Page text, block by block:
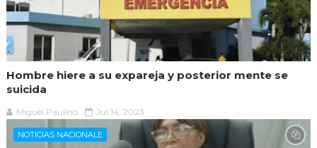
Hombre hiere a su expareja y posterior mente se
suicida
Miguel Paulino Jul 14, 2023
NOTICIAS NACIONALE